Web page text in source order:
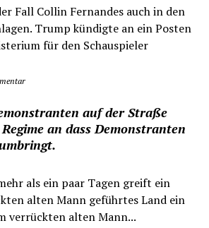
Fall Collin Fernandes auch in den
Trump kündigte an ein Posten
für den Schauspieler
auf der Straße
an dass Demonstranten
als ein paar Tagen greift ein
alten Mann geführtes Land ein
verrückten alten Mann...